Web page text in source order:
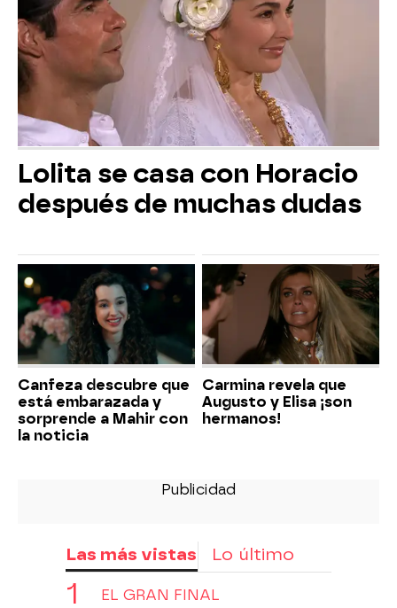
Lolita se casa con Horacio
después de muchas dudas
Canfeza descubre que
está embarazada y
sorprende a Mahir con
la noticia
Carmina revela que
Augusto y Elisa ¡son
hermanos!
Las más vistas Lo último
EL GRAN FINAL